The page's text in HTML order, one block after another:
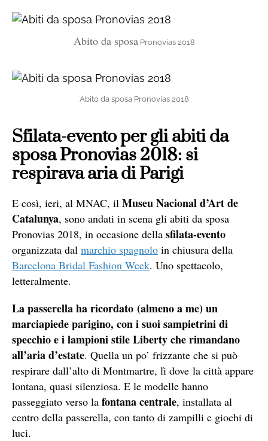
Abito da sposa Pronovias 2018
Abito da sposa Pronovias 2018
Sfilata-evento per gli abiti da
sposa Pronovias 2018: si
respirava aria di Parigi
E così, ieri, al MNAC, il Museu Nacional d’Art de
Catalunya, sono andati in scena gli abiti da sposa
Pronovias 2018, in occasione della sfilata-evento
organizzata dal marchio spagnolo in chiusura della
Barcelona Bridal Fashion Week. Uno spettacolo,
letteralmente.
Lapasserellaha ricordato (almeno a me) un
marciapiede parigino, con i suoi sampietrini di
specchio e i lampioni stile Liberty che rimandano
all’aria d’estate. Quella un po’ frizzante che si può
respirare dall’alto di Montmartre, lì dove la città appare
lontana, quasi silenziosa. E le modelle hanno
passeggiato verso la fontana centrale, installata al
centro della passerella, con tanto di zampilli e giochi di
luci.